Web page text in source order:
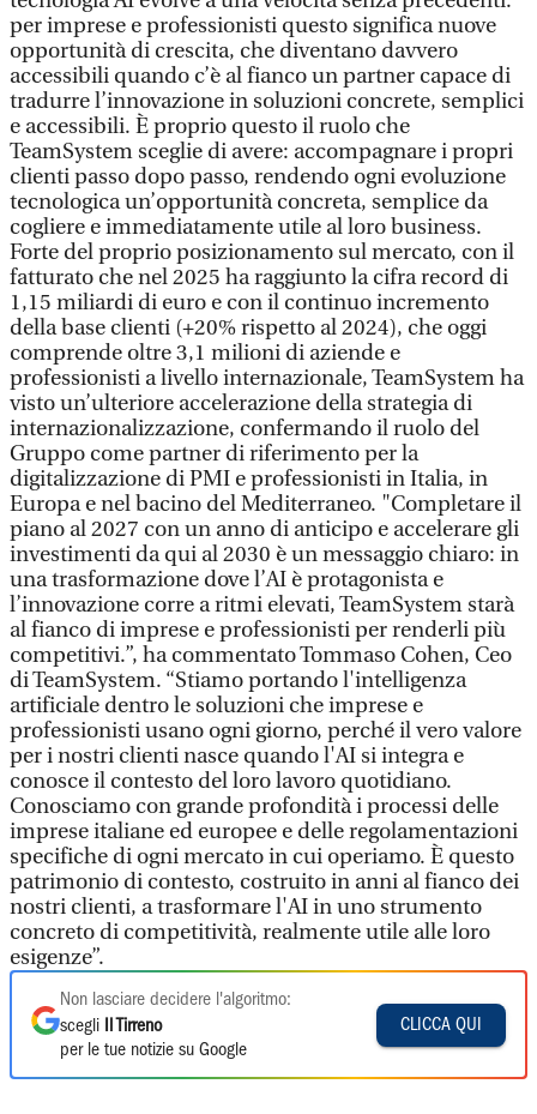
per imprese e professionisti questo significa nuove
opportunità di crescita, che diventano davvero
accessibili quando c’è al fianco un partner capace di
tradurre l’innovazione in soluzioni concrete, semplici
e accessibili. È proprio questo il ruolo che
TeamSystem sceglie di avere: accompagnare i propri
clienti passo dopo passo, rendendo ogni evoluzione
tecnologica un’opportunità concreta, semplice da
cogliere e immediatamente utile al loro business.
Forte del proprio posizionamento sul mercato, con il
fatturato che nel 2025 ha raggiunto la cifra record di
1,15 miliardi di euro e con il continuo incremento
della base clienti (+20% rispetto al 2024), che oggi
comprende oltre 3,1 milioni di aziende e
professionisti a livello internazionale, TeamSystem ha
visto un’ulteriore accelerazione della strategia di
internazionalizzazione, confermando il ruolo del
Gruppo come partner di riferimento per la
digitalizzazione di PMI e professionisti in Italia, in
Europa e nel bacino del Mediterraneo. "Completare il
piano al 2027 con un anno di anticipo e accelerare gli
investimenti da qui al 2030 è un messaggio chiaro: in
una trasformazione dove l’AI è protagonista e
l’innovazione corre a ritmi elevati, TeamSystem starà
al fianco di imprese e professionisti per renderli più
competitivi.”, ha commentato Tommaso Cohen, Ceo
di TeamSystem. “Stiamo portando l'intelligenza
artificiale dentro le soluzioni che imprese e
professionisti usano ogni giorno, perché il vero valore
per i nostri clienti nasce quando l'AI si integra e
conosce il contesto del loro lavoro quotidiano.
Conosciamo con grande profondità i processi delle
imprese italiane ed europee e delle regolamentazioni
specifiche di ogni mercato in cui operiamo. È questo
patrimonio di contesto, costruito in anni al fianco dei
nostri clienti, a trasformare l'AI in uno strumento
concreto di competitività, realmente utile alle loro
esigenze”.
Non lasciare decidere l'algoritmo:
scegli
Il Tirreno
per le tue notizie su Google
CLICCA QUI